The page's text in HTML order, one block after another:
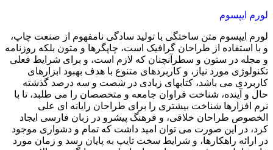
لورم ایپسوم
لورم ایپسوم متن ساختگی با تولید سادگی نامفهوم از صنعت چاپ،
و با استفاده از طراحان گرافیک است، چاپگرها و متون بلکه روزنامه
و مجله در ستون و سطرآنچنان که لازم است، و برای شرایط فعلی
تکنولوژی مورد نیاز، و کاربردهای متنوع با هدف بهبود ابزارهای
کاربردی می باشد، کتابهای زیادی در شصت و سه درصد گذشته
حال و آینده، شناخت فراوان جامعه و متخصصان را می طلبد، تا با
نرم افزارها شناخت بیشتری را برای طراحان رایانه ای علی
الخصوص طراحان خلاقی، و فرهنگ پیشرو در زبان فارسی ایجاد
کرد، در این صورت می توان امید داشت که تمام و دشواری موجود
در ارائه راهکارها، و شرایط سخت تایپ به پایان رسد و زمان مورد